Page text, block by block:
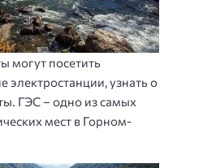
могут посетить
узнать о
ГЭС – одно из самых
мест в Горном-